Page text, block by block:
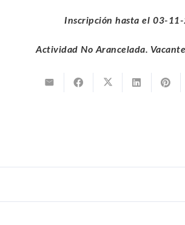
Inscripción hasta el 03-
Actividad No Arancelada.